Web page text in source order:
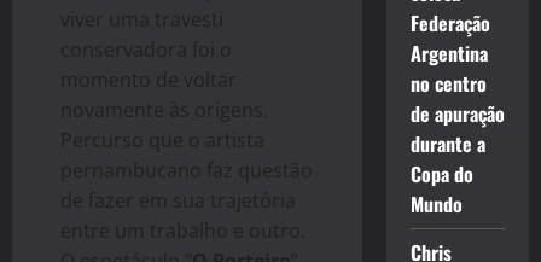
viver uma travesti
conservadora foi o
momento de voltar
novamente às origens.
Percurso que o artista
pernambucano faz questão
de fazer em sua trajetória
entre um trabalho e outro.
Federação
Argentina
no centro
de apuração
durante a
Copa do
Mundo
Chris